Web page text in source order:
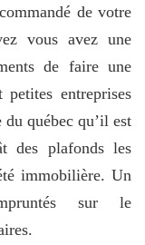
de votre
vous avez une
de faire une
entreprises
du québec qu’il est
des plafonds les
immobilière. Un
sur le